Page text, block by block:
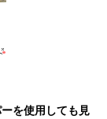
を使用しても見